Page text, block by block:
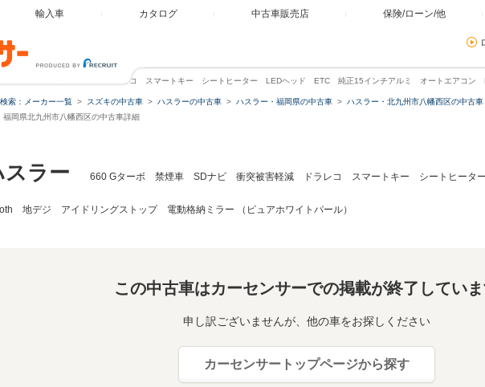
輸入車 カタログ 中古車販売店 保険/ローン/他
車 SDナビ 衝突被害軽減 ドラレコ スマートキー シートヒーター LEDヘッド ETC 純正15インチアルミ オートエアコン
索：メーカー一覧 スズキの中古車 ハスラーの中古車 ハスラー・福岡県の中古車
ハスラー・北九州市八幡西区の中古車
岡県北九州市八幡西区の中古車詳細
ラー 660 Gターボ 禁煙車 SDナビ 衝突被害軽減 ドラレコ スマートキー シートヒー
地デジ アイドリングストップ 電動格納ミラー （ピュアホワイトパール）
この中古車はカーセンサーでの掲載が終了してい
申し訳ございませんが、他の車をお探しください
カーセンサートップページから探す